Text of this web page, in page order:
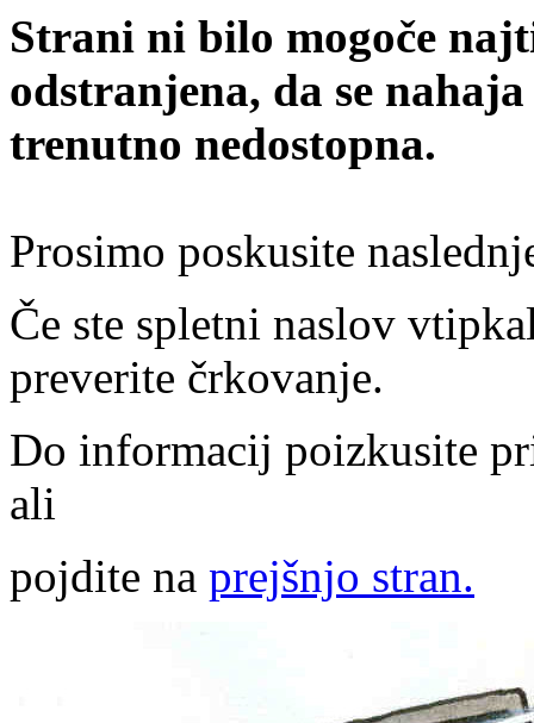
Strani ni bilo mogoče
odstranjena, da se
trenutno nedostopna.
Prosimo poskusite
Če ste spletni naslov
preverite črkovanje.
Do informacij poizkusite
ali
pojdite na prejšnjo stran.